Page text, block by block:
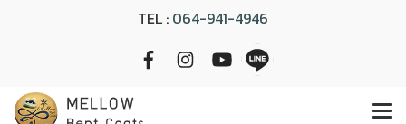
TEL : 064-941-4946